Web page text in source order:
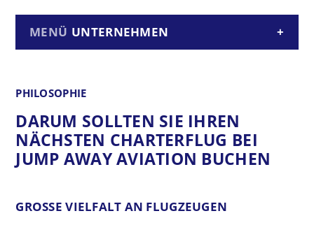
UNTERNEHMEN
PHILOSOPHIE
DARUM SOLLTEN SIE IHREN
NÄCHSTEN CHARTERFLUG BEI
JUMP AWAY AVIATION BUCHEN
GROSSE VIELFALT AN FLUGZEUGEN